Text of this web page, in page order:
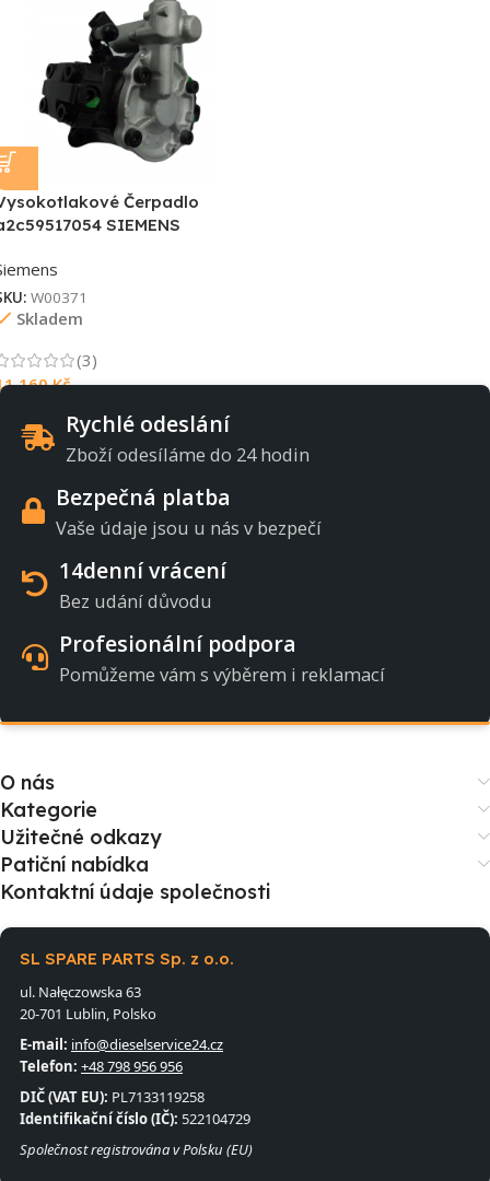
Čerpadlo
SIEMENS
W00371
Skladem
(3)
160Kč
Rychlé odeslání
Zboží odesíláme do 24 hodin
Bezpečná platba
Vaše údaje jsou u nás v bezpečí
14denní vrácení
Bez udání důvodu
Profesionální podpora
Pomůžeme vám s výběrem i reklamací
O nás
Kategorie
Užitečné odkazy
Patiční nabídka
Kontaktní údaje společnosti
SL SPARE PARTS Sp. z o.o.
ul. Nałęczowska 63
20-701 Lublin, Polsko
E-mail: info@dieselservice24.cz
Telefon: +48 798 956 956
DIČ (VAT EU): PL7133119258
Identifikační číslo (IČ): 522104729
Společnost registrována v Polsku (EU)